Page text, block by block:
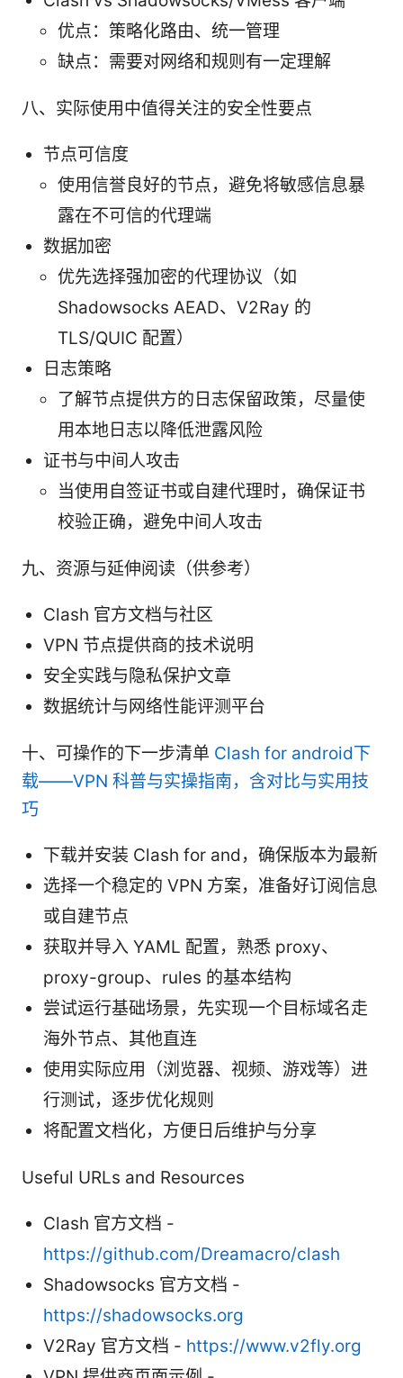
优点：策略化路由、统一管理
缺点：需要对网络和规则有一定理解
八、实际使用中值得关注的安全性要点
节点可信度
使用信誉良好的节点，避免将敏感信息暴
露在不可信的代理端
数据加密
优先选择强加密的代理协议（如
Shadowsocks AEAD、V2Ray 的
TLS/QUIC 配置）
日志策略
了解节点提供方的日志保留政策，尽量使
用本地日志以降低泄露风险
证书与中间人攻击
当使用自签证书或自建代理时，确保证书
校验正确，避免中间人攻击
九、资源与延伸阅读（供参考）
Clash 官方文档与社区
VPN 节点提供商的技术说明
安全实践与隐私保护文章
数据统计与网络性能评测平台
十、可操作的下一步清单 Clash for android下
载——VPN 科普与实操指南，含对比与实用技
巧
下载并安装 Clash for and，确保版本为最新
选择一个稳定的 VPN 方案，准备好订阅信息
或自建节点
获取并导入 YAML 配置，熟悉 proxy、
proxy-group、rules 的基本结构
尝试运行基础场景，先实现一个目标域名走
海外节点、其他直连
使用实际应用（浏览器、视频、游戏等）进
行测试，逐步优化规则
将配置文档化，方便日后维护与分享
Useful URLs and Resources
Clash 官方文档 -
https://github.com/Dreamacro/clash
Shadowsocks 官方文档 -
https://shadowsocks.org
V2Ray 官方文档 - https://www.v2fly.org